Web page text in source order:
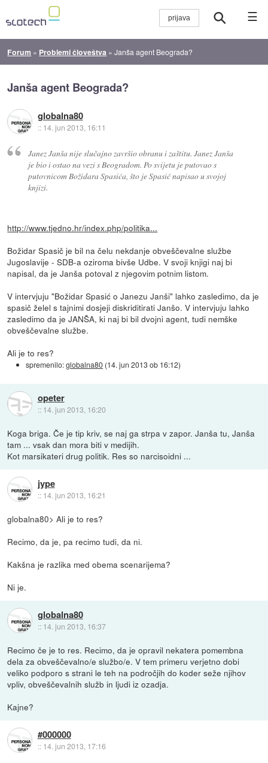
☰
Forum » Problemi človeštva »Janša agent Beograda?
Janša agent Beograda?
globalna80
:: 14. jun 2013, 16:11
Janez Janša nije slučajno završio obranu i zaštitu. Janez Janša
je bio i ostao na vezi s Beogradom. Po svijetu je putovao s
putovnicom Božidara Spasića, što je Spasić napisao u svojoj
knjizi.
http://www.tjedno.hr/index.php/politika...
Božidar Spasič je bil na čelu nekdanje obveščevalne službe
Jugoslavije - SDB-a oziroma bivše Udbe. V svoji knjigi naj bi
napisal, da je Janša potoval z njegovim potnim listom.
V intervjuju "Božidar Spasić o Janezu Janši" lahko zasledimo, da je
spasič želel s tajnimi dosjeji diskriditirati Janšo. V intervjuju lahko
zasledimo da je JANŠA, ki naj bi bil dvojni agent, tudi nemške
obveščevalne službe.
Ali je to res?
spremenilo:globalna80 (14. jun 2013 ob 16:12)
opeter
:: 14. jun 2013, 16:20
Koga briga. Če je tip kriv, se naj ga strpa v zapor. Janša tu, Janša
tam ... vsak dan mora biti v medijih.
Kot marsikateri drug politik. Res so narcisoidni ...
jype
:: 14. jun 2013, 16:21
globalna80> Ali je to res?
Recimo, da je, pa recimo tudi, da ni.
Kakšna je razlika med obema scenarijema?
Ni je.
globalna80
:: 14. jun 2013, 16:37
Recimo če je to res. Recimo, da je opravil nekatera pomembna
dela za obveščevalno/e službo/e. V tem primeru verjetno dobi
veliko podporo s strani le teh na področjih do koder seže njihov
vpliv, obveščevalnih služb in ljudi iz ozadja.
Kajne?
#000000
:: 14. jun 2013, 17:16